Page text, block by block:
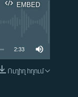
EMBED
EMBED
2:33
Ուղիղ հղում